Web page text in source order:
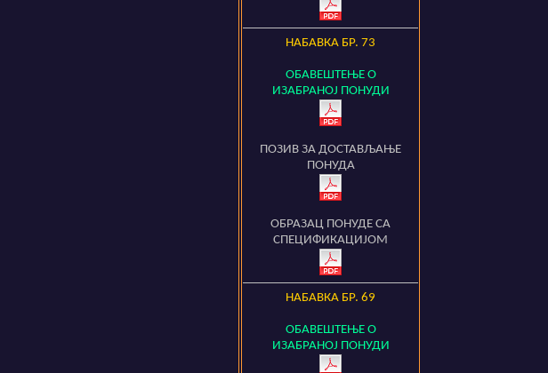
НАБАВКА БР. 73
ОБАВЕШТЕЊЕ О
ИЗАБРАНОЈ ПОНУДИ
ПОЗИВ ЗА ДОСТАВЉАЊЕ
ПОНУДА
ОБРАЗАЦ ПОНУДЕ СА
СПЕЦИФИКАЦИЈОМ
НАБАВКА БР. 69
ОБАВЕШТЕЊЕ О
ИЗАБРАНОЈ ПОНУДИ